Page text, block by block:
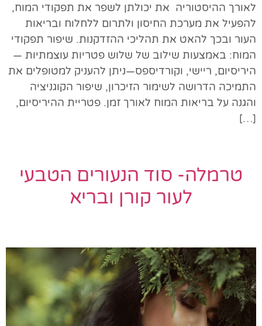
לאורך ההיסטוריה את יכולתן לשפר את תפקודי המוח,
להפעיל את מערכת החיסון ולתרום ללחלוח ובריאות
העור ובכך להאט את תהליכי ההזדקנות. שיפור תפקודי
המוח: באמצעות שילוב של שלוש פטריות עוצמתיות —
היריסיום, ריישי, וקורדיספס—ניתן להעניק למטופלים את
התמיכה הדרושה לשימור הזיכרון, שיפור הקוגניציה
והגנה על בריאות המוח לאורך זמן. פטריית ההיריסיום,
[…]
טרמלה- סוד הנעורים הטבעי
לעור קורן ובריא